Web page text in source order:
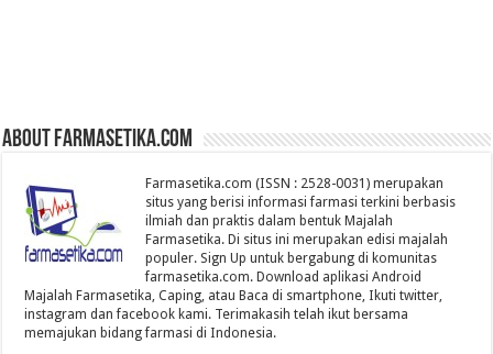
About farmasetika.com
Farmasetika.com (ISSN : 2528-0031) merupakan
situs yang berisi informasi farmasi terkini berbasis
ilmiah dan praktis dalam bentuk Majalah
Farmasetika. Di situs ini merupakan edisi majalah
populer. Sign Up untuk bergabung di komunitas
farmasetika.com. Download aplikasi Android
Majalah Farmasetika, Caping, atau Baca di smartphone, Ikuti twitter,
instagram dan facebook kami. Terimakasih telah ikut bersama
memajukan bidang farmasi di Indonesia.